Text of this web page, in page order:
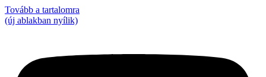
Tovább a tartalomra
(új ablakban nyílik)